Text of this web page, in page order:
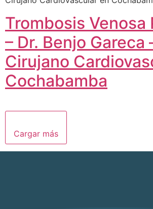
Trombosis Venosa
– Dr. Benjo Gareca
Cirujano
Cochabamba
Cargar más